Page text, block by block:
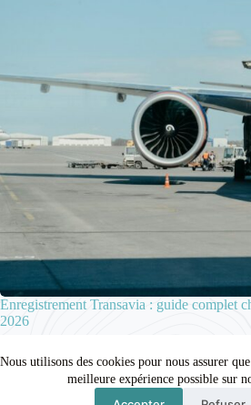
Nous utilisons des cookies pour nous assurer
meilleure expérience possible sur
Enregistrement Transavia : guide complet
2026